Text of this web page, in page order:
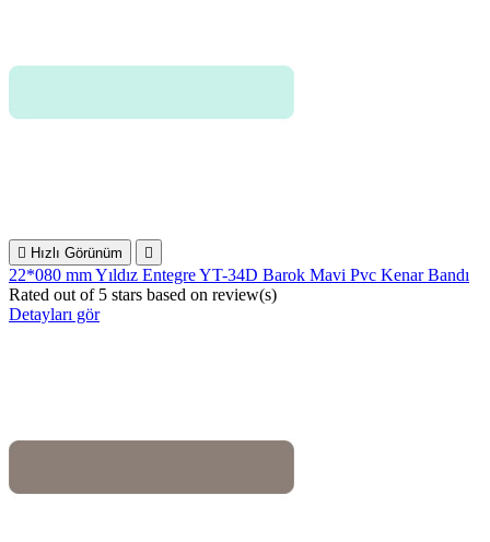
 Hızlı Görünüm 
22*080 mm Yıldız Entegre YT-34D Barok Mavi Pvc Kenar Bandı
Rated out of 5 stars based on review(s)
Detayları gör